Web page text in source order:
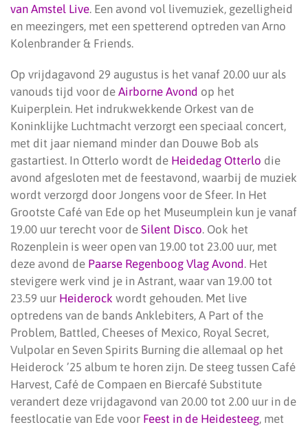
van Amstel Live. Een avond vol livemuziek, gezelligheid
en meezingers, met een spetterend optreden van Arno
Kolenbrander & Friends.
Op vrijdagavond 29 augustus is het vanaf 20.00 uur als
vanouds tijd voor de Airborne Avond op het
Kuiperplein. Het indrukwekkende Orkest van de
Koninklijke Luchtmacht verzorgt een speciaal concert,
met dit jaar niemand minder dan Douwe Bob als
gastartiest. In Otterlo wordt de Heidedag Otterlo die
avond afgesloten met de feestavond, waarbij de muziek
wordt verzorgd door Jongens voor de Sfeer. In Het
Grootste Café van Ede op het Museumplein kun je vanaf
19.00 uur terecht voor de Silent Disco. Ook het
Rozenplein is weer open van 19.00 tot 23.00 uur, met
deze avond de Paarse Regenboog Vlag Avond. Het
stevigere werk vind je in Astrant, waar van 19.00 tot
23.59 uur Heiderock wordt gehouden. Met live
optredens van de bands Anklebiters, A Part of the
Problem, Battled, Cheeses of Mexico, Royal Secret,
Vulpolar en Seven Spirits Burning die allemaal op het
Heiderock ’25 album te horen zijn. De steeg tussen Café
Harvest, Café de Compaen en Biercafé Substitute
verandert deze vrijdagavond van 20.00 tot 2.00 uur in de
feestlocatie van Ede voor Feest in de Heidesteeg, met